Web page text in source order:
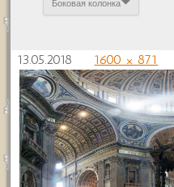
Боковая колонка
13.05.2018 1600 × 871